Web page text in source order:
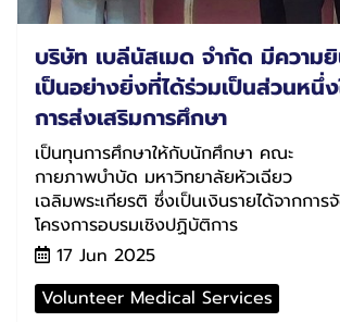
บริษัท เบลีนัสเมด จำกัด มีความ
เป็นอย่างยิ่งที่ได้ร่วมเป็นส่วนหนึ่ง
การส่งเสริมการศึกษา
เป็นทุนการศึกษาให้กับนักศึกษา คณะ
กายภาพบำบัด มหาวิทยาลัยหัวเฉียว
เฉลิมพระเกียรติ ซึ่งเป็นเงินรายได้จากการ
โครงการอบรมเชิงปฏิบัติการ
17 Jun 2025
Volunteer Medical Services